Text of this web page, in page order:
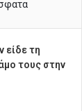
είδε τη
τους στην